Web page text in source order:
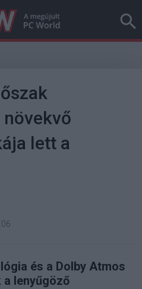
lett a
és a Dolby Atmos
lenyűgöző